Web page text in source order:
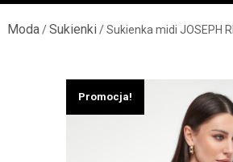
Moda/Sukienki/ Sukienka midi JOSEPH
Promocja!